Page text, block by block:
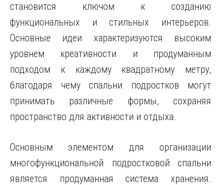
становится ключом к созданию
функциональных и стильных интерьеров.
Основные идеи характеризуются высоким
уровнем креативности и продуманным
подходом к каждому квадратному метру,
благодаря чему спальни подростков могут
принимать различные формы, сохраняя
пространство для активности и отдыха.
Основным элементом для организации
многофункциональной подростковой спальни
является продуманная система хранения.